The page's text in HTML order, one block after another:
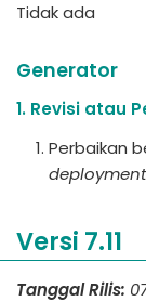
Tidak ada
Generator
1. Revisi atau
Perbaikan
deployment
Versi 7.11
Tanggal Rilis: